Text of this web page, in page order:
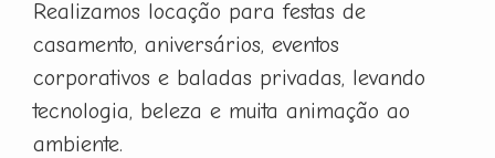
Realizamos locação para festas de
casamento, aniversários, eventos
corporativos e baladas privadas, levando
tecnologia, beleza e muita animação ao
ambiente.